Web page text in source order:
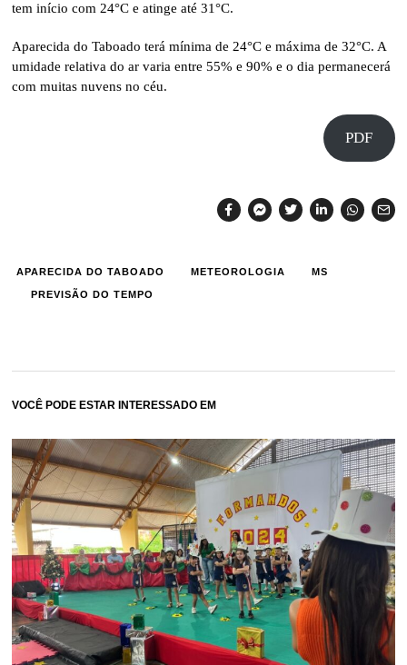
tem início com 24°C e atinge até 31°C.
Aparecida do Taboado terá mínima de 24°C e máxima de 32°C. A
umidade relativa do ar varia entre 55% e 90% e o dia permanecerá
com muitas nuvens no céu.
PDF
APARECIDA DO TABOADO METEOROLOGIA MS
PREVISÃO DO TEMPO
VOCÊ PODE ESTAR INTERESSADO EM